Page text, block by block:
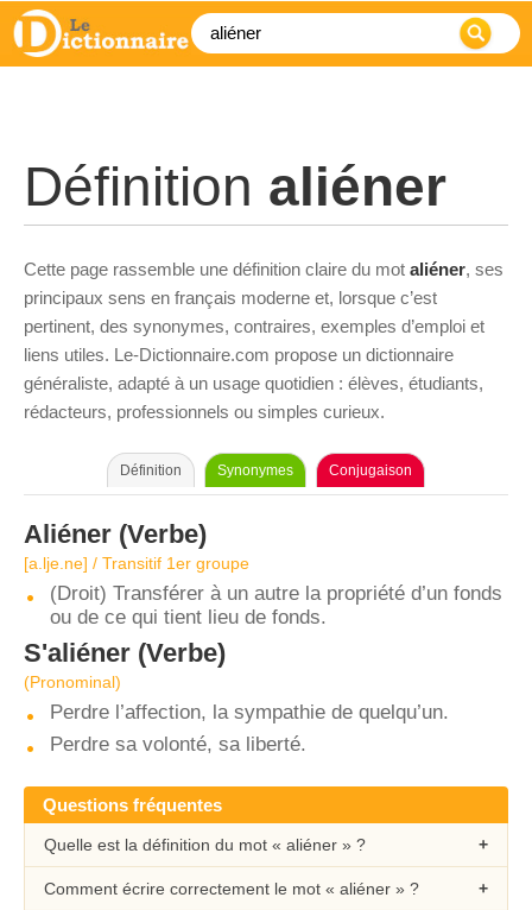
Définition aliéner
Cette page rassemble une définition claire du mot aliéner, ses
principaux sens en français moderne et, lorsque c’est
pertinent, des synonymes, contraires, exemples d’emploi et
liens utiles. Le-Dictionnaire.com propose un dictionnaire
généraliste, adapté à un usage quotidien : élèves, étudiants,
rédacteurs, professionnels ou simples curieux.
Définition Synonymes Conjugaison
Aliéner (Verbe)
[a.lje.ne] / Transitif 1er groupe
(Droit) Transférer à un autre la propriété d’un fonds
ou de ce qui tient lieu de fonds.
S'aliéner (Verbe)
(Pronominal)
Perdre l’affection, la sympathie de quelqu’un.
Perdre sa volonté, sa liberté.
Questions fréquentes
Quelle est la définition du mot « aliéner » ?
Comment écrire correctement le mot « aliéner » ?